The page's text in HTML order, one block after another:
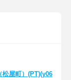
松屋町）(PT)(y06